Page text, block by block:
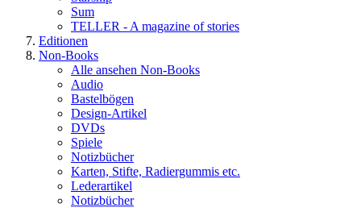
Sum
TELLER - A magazine of stories
Editionen
Non-Books
Alle ansehen Non-Books
Audio
Bastelbögen
Design-Artikel
DVDs
Spiele
Notizbücher
Karten, Stifte, Radiergummis etc.
Lederartikel
Notizbücher